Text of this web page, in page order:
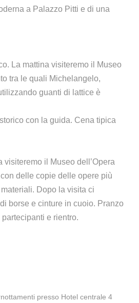
a Palazzo Pitti e di una
La mattina visiteremo il Museo
tra le quali Michelangelo,
guanti di lattice è
con la guida. Cena tipica
visiteremo il Museo dell’Opera
delle copie delle opere più
Dopo la visita ci
borse e cinture in cuoio. Pranzo
e rientro.
presso Hotel centrale 4